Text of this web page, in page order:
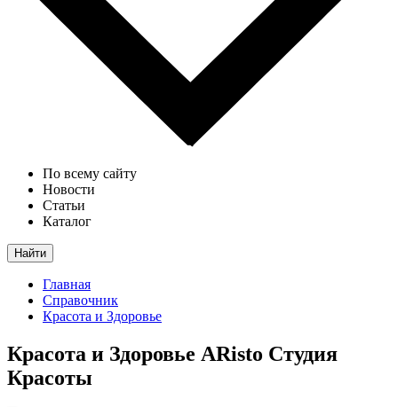
По всему сайту
Новости
Статьи
Каталог
Найти
Главная
Справочник
Красота и Здоровье
Красота и Здоровье ARisto Студия
Красоты